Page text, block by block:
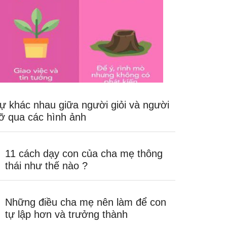
khác nhau giữa người giỏi và người
qua các hình ảnh
11 cách dạy con của cha mẹ thông
thái như thế nào ?
Những điều cha mẹ nên làm để con
tự lập hơn và trưởng thành